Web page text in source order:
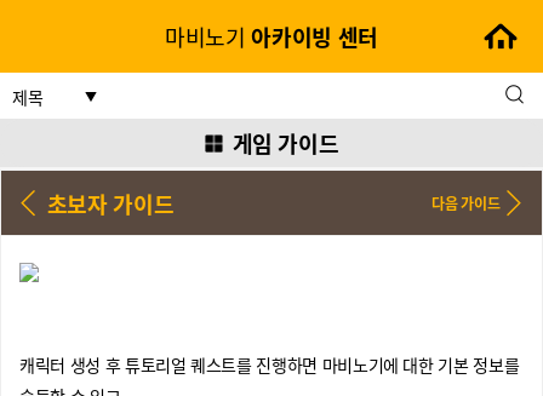
마비노기 아카이빙 센터
제목
게임 가이드
초보자 가이드
캐릭터 생성 후 튜토리얼 퀘스트를 진행하면 마비노기에 대한 기본 정보를